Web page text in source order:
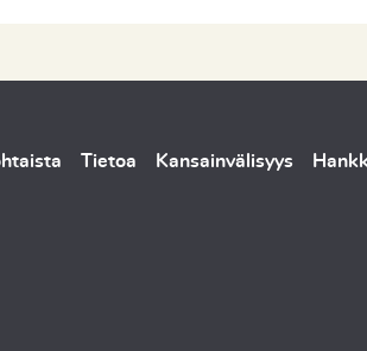
Tietoa Kansainvälisyys